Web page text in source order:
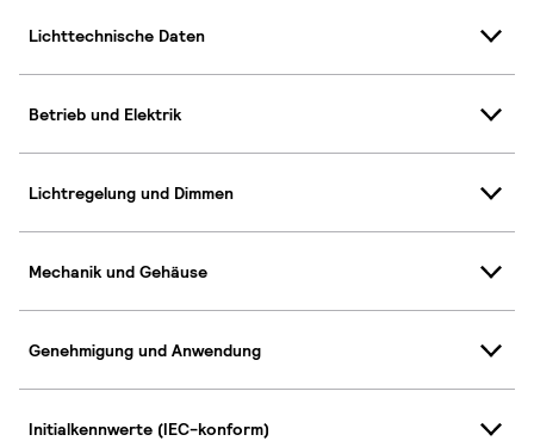
Lichttechnische Daten
Betrieb und Elektrik
Lichtregelung und Dimmen
Mechanik und Gehäuse
Genehmigung und Anwendung
Initialkennwerte (IEC-konform)